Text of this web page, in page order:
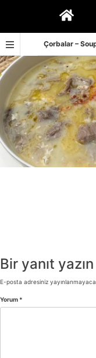
Çorbalar –
Bir yanıt yazın
E-posta adresiniz
Yorum *